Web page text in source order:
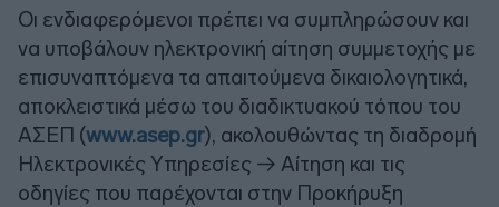
Οι ενδιαφερόμενοι πρέπει να συμπληρώσουν και
να υποβάλουν ηλεκτρονική αίτηση συμμετοχής με
επισυναπτόμενα τα απαιτούμενα δικαιολογητικά,
αποκλειστικά μέσω του διαδικτυακού τόπου του
ΑΣΕΠ (www.asep.gr), ακολουθώντας τη διαδρομή
Ηλεκτρονικές Υπηρεσίες → Αίτηση και τις
οδηγίες που παρέχονται στην Προκήρυξη